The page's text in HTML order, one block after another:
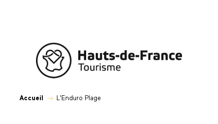
Accueil L'Enduro Plage